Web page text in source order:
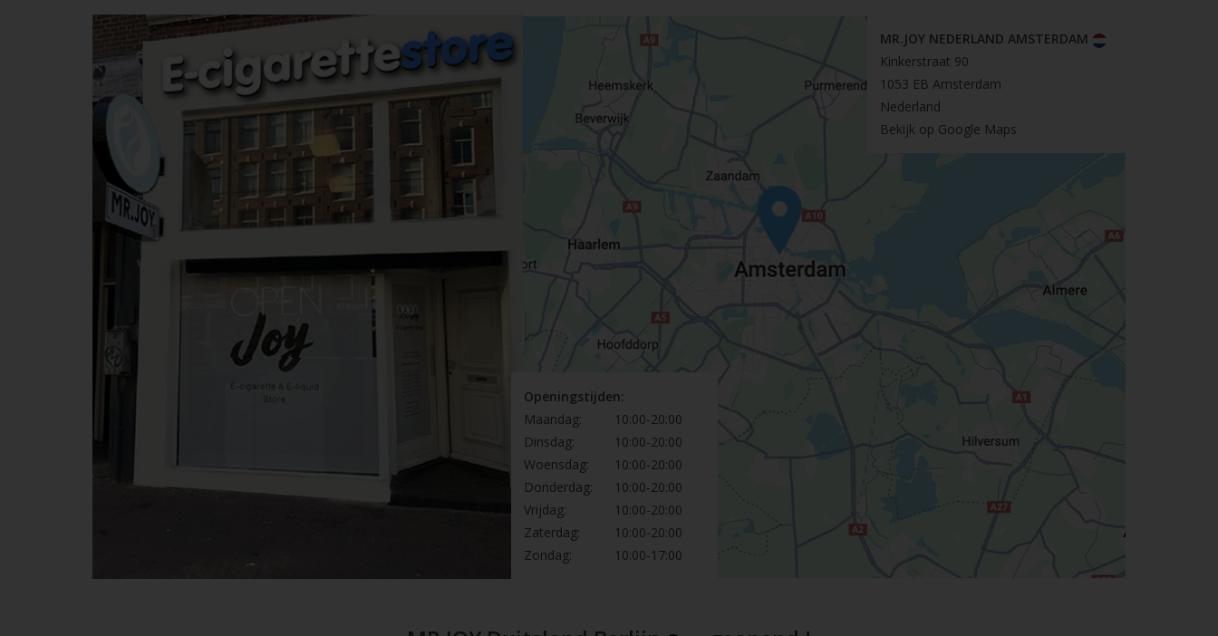
MR.JOY NEDERLAND AMSTERDAM
Kinkerstraat 90
1053 EB Amsterdam
Nederland
Bekijk op Google Maps
Openingstijden:
Maandag:
10:00-20:00
Dinsdag:
10:00-20:00
Woensdag:
10:00-20:00
Donderdag:
10:00-20:00
Vrijdag:
10:00-20:00
Zaterdag:
10:00-20:00
Zondag:
10:00-17:00